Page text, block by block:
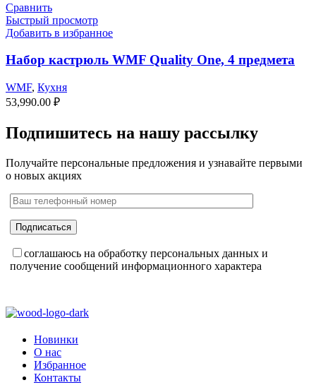
Сравнить
Быстрый просмотр
Добавить в избранное
Набор кастрюль WMF Quality One, 4 предмета
WMF, Кухня
53,990.00 ₽
Подпишитесь на нашу рассылку
Получайте персональные предложения и узнавайте первыми
о новых акциях
соглашаюсь на обработку персональных данных и
получение сообщений информационного характера
Новинки
О нас
Избранное
Контакты